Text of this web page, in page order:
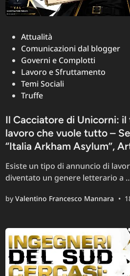
PostedAttualità
Comunicazioni dal blogger
Governi e Complotti
Lavoro e Sfruttamento
Temi Sociali
Truffe
Il Cacciatore di Unicorni:
lavoro che vuole tutto –
“Italia Arkham Asylum”,
Esiste un tipo di annuncio di
diventato un genere letterario a
byValentino Francesco Mannara •